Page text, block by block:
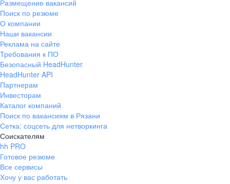
Размещение вакансий
Поиск по резюме
О компании
Наши вакансии
Реклама на сайте
Требования к ПО
Безопасный HeadHunter
HeadHunter API
Партнерам
Инвесторам
Каталог компаний
Поиск по вакансиям в Рязани
Сетка: соцсеть для нетворкинга
Соискателям
hh PRO
Готовое резюме
Все сервисы
Хочу у вас работать